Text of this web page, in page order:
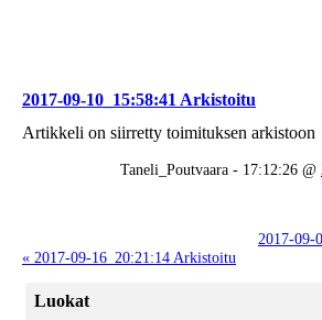
2017-09-10_15:58:41 Arkistoitu
Artikkeli on siirretty toimituksen arkistoon
Taneli_Poutvaara - 17:12:26 @
2017-09-
« 2017-09-16_20:21:14 Arkistoitu
Luokat